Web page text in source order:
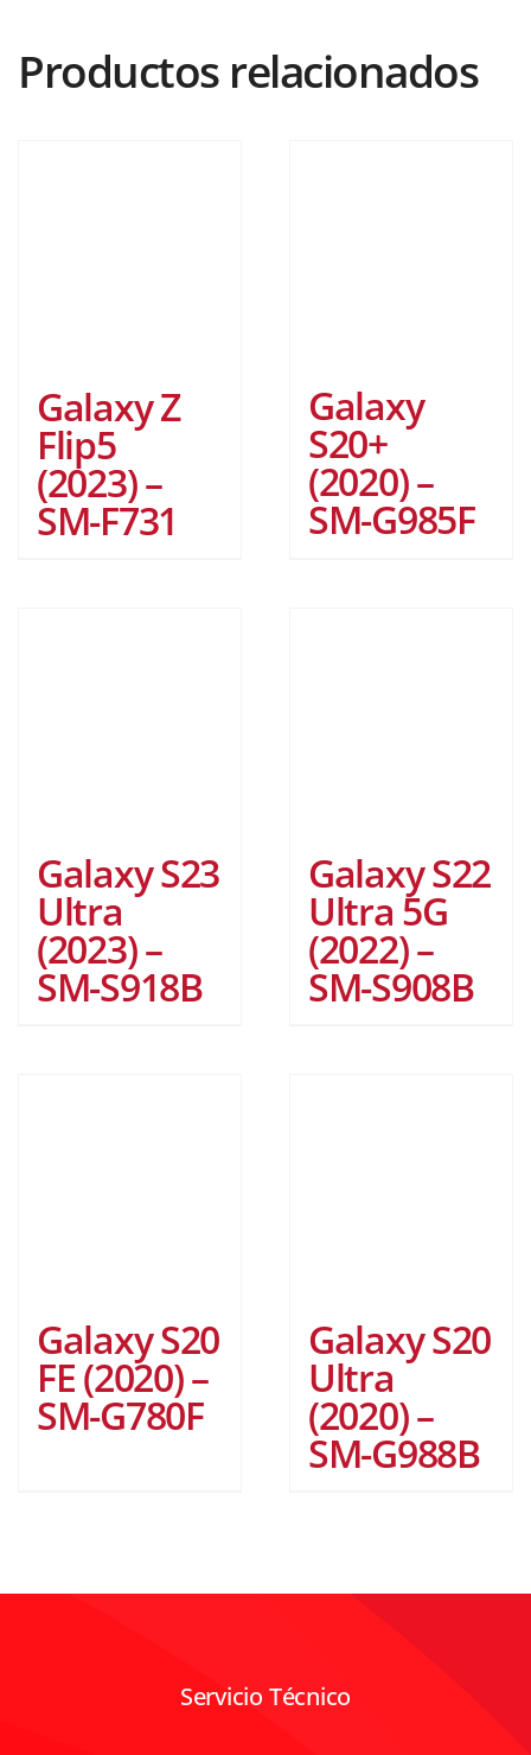
Productos relacionados
Galaxy Z
Flip5
(2023) –
SM-F731
Galaxy
S20+
(2020) –
SM-G985F
Galaxy S23
Ultra
(2023) –
SM-S918B
Galaxy S22
Ultra 5G
(2022) –
SM-S908B
Galaxy S20
FE (2020) –
SM-G780F
Galaxy S20
Ultra
(2020) –
SM-G988B
Servicio Técnico